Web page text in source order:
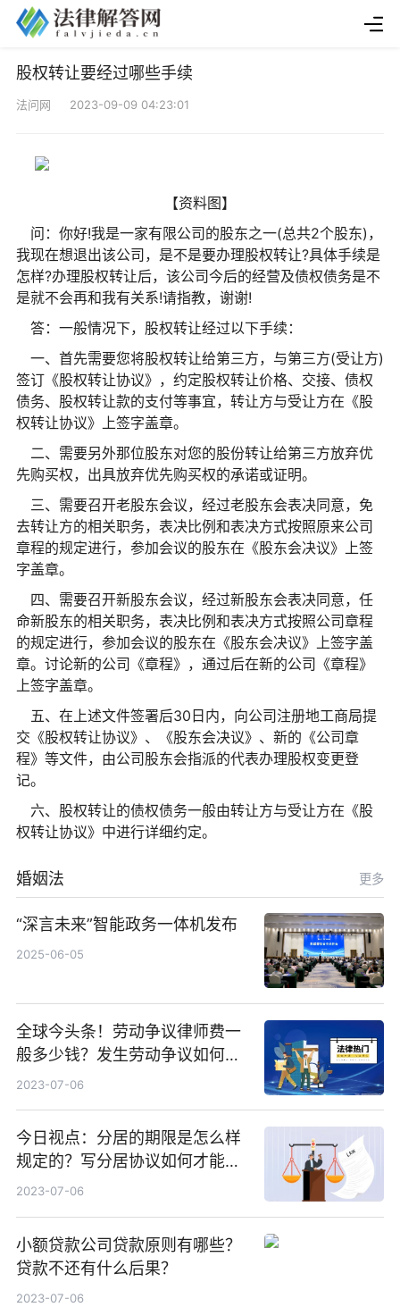
股权转让要经过哪些手续
法问网 2023-09-09 04:23:01
【资料图】
问：你好!我是一家有限公司的股东之一(总共2个股东)，
我现在想退出该公司，是不是要办理股权转让?具体手续是
怎样?办理股权转让后，该公司今后的经营及债权债务是不
是就不会再和我有关系!请指教，谢谢!
答：一般情况下，股权转让经过以下手续：
一、首先需要您将股权转让给第三方，与第三方(受让方)
签订《股权转让协议》，约定股权转让价格、交接、债权
债务、股权转让款的支付等事宜，转让方与受让方在《股
权转让协议》上签字盖章。
二、需要另外那位股东对您的股份转让给第三方放弃优
先购买权，出具放弃优先购买权的承诺或证明。
三、需要召开老股东会议，经过老股东会表决同意，免
去转让方的相关职务，表决比例和表决方式按照原来公司
章程的规定进行，参加会议的股东在《股东会决议》上签
字盖章。
四、需要召开新股东会议，经过新股东会表决同意，任
命新股东的相关职务，表决比例和表决方式按照公司章程
的规定进行，参加会议的股东在《股东会决议》上签字盖
章。讨论新的公司《章程》，通过后在新的公司《章程》
上签字盖章。
五、在上述文件签署后30日内，向公司注册地工商局提
交《股权转让协议》、《股东会决议》、新的《公司章
程》等文件，由公司股东会指派的代表办理股权变更登
记。
六、股权转让的债权债务一般由转让方与受让方在《股
权转让协议》中进行详细约定。
婚姻法 更多
“深言未来”智能政务一体机发布
2025-06-05
全球今头条！劳动争议律师费一
般多少钱？发生劳动争议如何算
工资？
2023-07-06
今日视点：分居的期限是怎么样
规定的？写分居协议如何才能有
效？
2023-07-06
小额贷款公司贷款原则有哪些？
贷款不还有什么后果？
2023-07-06